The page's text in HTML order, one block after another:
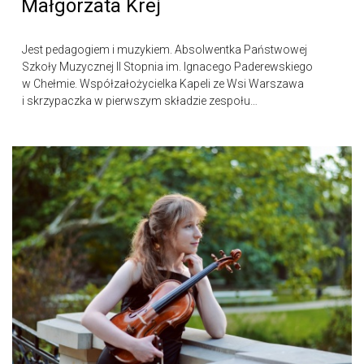
Małgorzata Krej
Jest pedagogiem i muzykiem. Absolwentka Państwowej
Szkoły Muzycznej II Stopnia im. Ignacego Paderewskiego
w Chełmie. Współzałożycielka Kapeli ze Wsi Warszawa
i skrzypaczka w pierwszym składzie zespołu…